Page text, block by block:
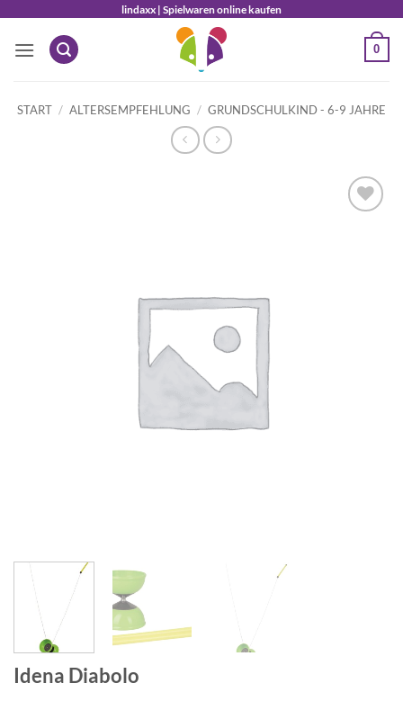
springen
lindaxx | Spielwaren online kaufen
0
START / ALTERSEMPFEHLUNG / GRUNDSCHULKIND - 6-9 JAHRE
Idena Diabolo